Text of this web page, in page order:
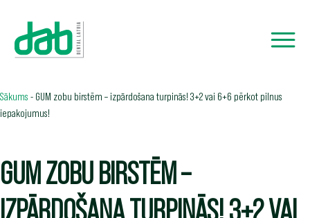
Sākums - GUM zobu birstēm – izpārdošana turpinās! 3+2 vai 6+6 pērkot pilnus
iepakojumus!
GUM ZOBU BIRSTĒM –
IZPĀRDOŠANA TURPINĀS! 3+2 VAI